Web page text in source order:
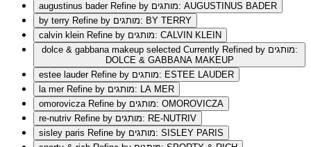
augustinus bader
Refine by מותגים: AUGUSTINUS BADER
by terry
Refine by מותגים: BY TERRY
calvin klein
Refine by מותגים: CALVIN KLEIN
dolce & gabbana makeup selected Currently Refined by מותגים:
DOLCE & GABBANA MAKEUP
estee lauder
Refine by מותגים: ESTEE LAUDER
la mer
Refine by מותגים: LA MER
omorovicza
Refine by מותגים: OMOROVICZA
re-nutriv
Refine by מותגים: RE-NUTRIV
sisley paris
Refine by מותגים: SISLEY PARIS